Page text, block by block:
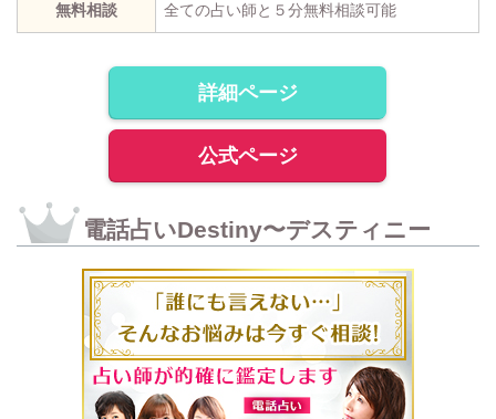
無料相談 全ての占い師と５分無料相談可能
詳細ページ
公式ページ
電話占いDestiny〜デスティニー